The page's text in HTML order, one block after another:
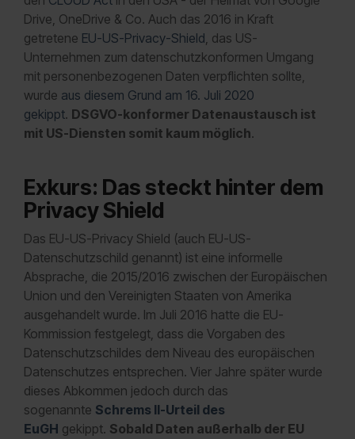
Drive, OneDrive & Co. Auch das 2016 in Kraft
getretene EU-US-Privacy-Shield, das US-
Unternehmen zum datenschutzkonformen Umgang
mit personenbezogenen Daten verpflichten sollte,
wurde aus diesem Grund am 16. Juli 2020
gekippt. DSGVO-konformer Datenaustausch ist
mit US-Diensten somit kaum möglich.
Exkurs: Das steckt hinter dem
Privacy Shield
Das EU-US-Privacy Shield (auch EU-US-
Datenschutzschild genannt) ist eine informelle
Absprache, die 2015/2016 zwischen der Europäischen
Union und den Vereinigten Staaten von Amerika
ausgehandelt wurde. Im Juli 2016 hatte die EU-
Kommission festgelegt, dass die Vorgaben des
Datenschutzschildes dem Niveau des europäischen
Datenschutzes entsprechen. Vier Jahre später wurde
dieses Abkommen jedoch durch das
sogenannte Schrems II-Urteil des
EuGH gekippt. Sobald Daten außerhalb der EU